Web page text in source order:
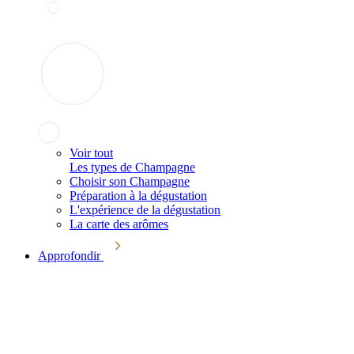
Voir tout
Les types de Champagne
Choisir son Champagne
Préparation à la dégustation
L'expérience de la dégustation
La carte des arômes
Approfondir